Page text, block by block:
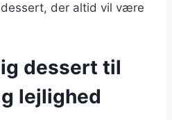
der altid vil være
dessert til
lejlighed